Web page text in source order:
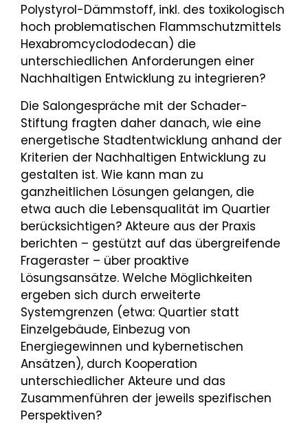
Polystyrol-Dämmstoff, inkl. des toxikologisch
hoch problematischen Flammschutzmittels
Hexabromcyclododecan) die
unterschiedlichen Anforderungen einer
Nachhaltigen Entwicklung zu integrieren?
Die Salongespräche mit der Schader-
Stiftung fragten daher danach, wie eine
energetische Stadtentwicklung anhand der
Kriterien der Nachhaltigen Entwicklung zu
gestalten ist. Wie kann man zu
ganzheitlichen Lösungen gelangen, die
etwa auch die Lebensqualität im Quartier
berücksichtigen? Akteure aus der Praxis
berichten – gestützt auf das übergreifende
Frageraster – über proaktive
Lösungsansätze. Welche Möglichkeiten
ergeben sich durch erweiterte
Systemgrenzen (etwa: Quartier statt
Einzelgebäude, Einbezug von
Energiegewinnen und kybernetischen
Ansätzen), durch Kooperation
unterschiedlicher Akteure und das
Zusammenführen der jeweils spezifischen
Perspektiven?